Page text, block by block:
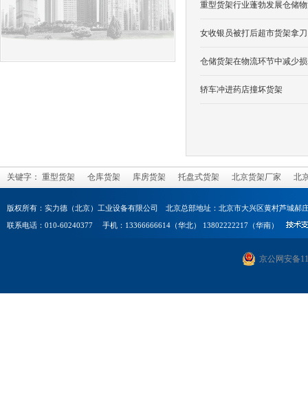
重型货架行业蓬勃发展仓储
女收银员被打后超市货架拿
仓储货架在物流环节中减少
轿车冲进药店撞坏货架
关键字： 重型货架 仓库货架 库房货架 托盘式货架 北京货架厂家 北
版权所有：实力德（北京）工业设备有限公司 北京总部地址：北京市大兴区黄村芦城郝
联系电话：010-60240377 手机：13366666614（华北） 13802222217（华南）
京公网安备